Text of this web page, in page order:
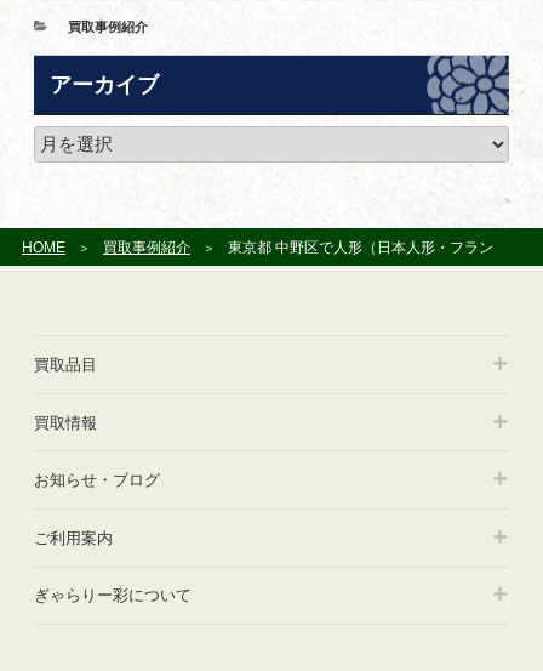
カ
リ
買取事例紹介
アーカイブ
ア
ー
ブ
HOME 買取事例紹介 東京都 中野区で人形（日本人形・フランス人形）やこけし、絵画をお譲り頂きました
買取品目
買取情報
お知らせ・ブログ
ご利用案内
ぎゃらりー彩について